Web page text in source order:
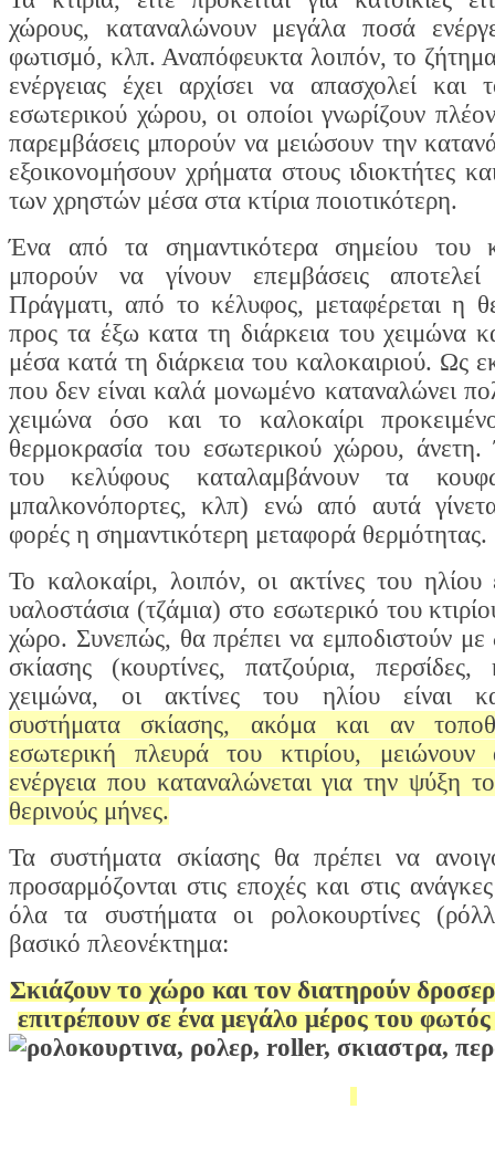
χώρους, καταναλώνουν μεγάλα ποσά
φωτισμό, κλπ. Αναπόφευκτα λοιπόν, το
ενέργειας έχει αρχίσει να απασχολεί και
εσωτερικού χώρου, οι οποίοι γνωρίζουν
παρεμβάσεις μπορούν να μειώσουν την
εξοικονομήσουν χρήματα στους ιδιοκτήτες
των χρηστών μέσα στα κτίρια ποιοτικότερη.
Ένα από τα σημαντικότερα σημείου του
μπορούν να γίνουν επεμβάσεις
Πράγματι, από το κέλυφος, μεταφέρεται η
προς τα έξω κατα τη διάρκεια του χειμώνα
μέσα κατά τη διάρκεια του καλοκαιριού. Ως
που δεν είναι καλά μονωμένο καταναλώνει
χειμώνα όσο και το καλοκαίρι
θερμοκρασία του εσωτερικού χώρου,
του κελύφους καταλαμβάνουν τα
μπαλκονόπορτες, κλπ) ενώ από αυτά
φορές η σημαντικότερη μεταφορά θερμότητας.
Το καλοκαίρι, λοιπόν, οι ακτίνες του ηλίου
υαλοστάσια (τζάμια) στο εσωτερικό του
χώρο. Συνεπώς, θα πρέπει να εμποδιστούν με
σκίασης (κουρτίνες, πατζούρια,
χειμώνα, οι ακτίνες του ηλίου είναι
συστήματα σκίασης, ακόμα και αν
εσωτερική πλευρά του κτιρίου, μειώνουν
ενέργεια που καταναλώνεται για την ψύξη
θερινούς μήνες.
Τα συστήματα σκίασης θα πρέπει να
προσαρμόζονται στις εποχές και στις
όλα τα συστήματα οι ρολοκουρτίνες
βασικό πλεονέκτημα:
Σκιάζουν το χώρο και τον διατηρούν
επιτρέπουν σε ένα μεγάλο μέρος του φωτός